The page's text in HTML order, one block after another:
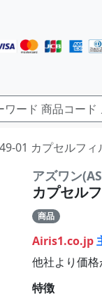
01 カプセルフィ
アズワン
カプセル
商品
Airis1.co.jp
他社より価
特徴